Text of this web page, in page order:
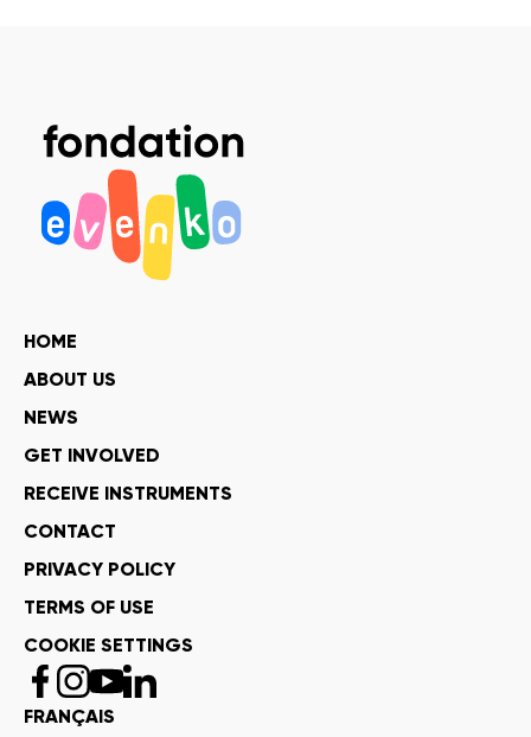
HOME
ABOUT US
NEWS
GET INVOLVED
RECEIVE INSTRUMENTS
CONTACT
PRIVACY POLICY
TERMS OF USE
COOKIE SETTINGS
FRANÇAIS